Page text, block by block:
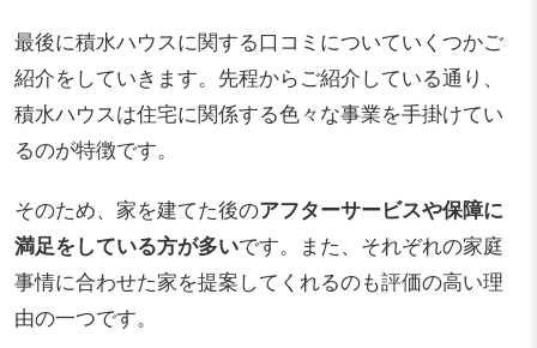
最後に積水ハウスに関する口コミについていくつかご
紹介をしていきます。先程からご紹介している通り、
積水ハウスは住宅に関係する色々な事業を手掛けてい
るのが特徴です。
そのため、家を建てた後のアフターサービスや保障に
満足をしている方が多いです。また、それぞれの家庭
事情に合わせた家を提案してくれるのも評価の高い理
由の一つです。